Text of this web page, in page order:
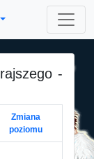
-
Zmiana
poziomu